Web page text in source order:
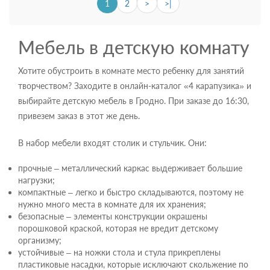
1 2 > >|
Мебель в детскую комнату
Хотите обустроить в комнате место ребенку для занятий
творчеством? Заходите в онлайн-каталог «4 карапузика» и
выбирайте детскую мебель в Гродно. При заказе до 16:30,
привезем заказ в этот же день.
В набор мебели входят столик и стульчик. Они:
прочные – металлический каркас выдерживает большие
нагрузки;
компактные – легко и быстро складываются, поэтому не
нужно много места в комнате для их хранения;
безопасные – элементы конструкции окрашены
порошковой краской, которая не вредит детскому
организму;
устойчивые – на ножки стола и стула прикреплены
пластиковые насадки, которые исключают скольжение по